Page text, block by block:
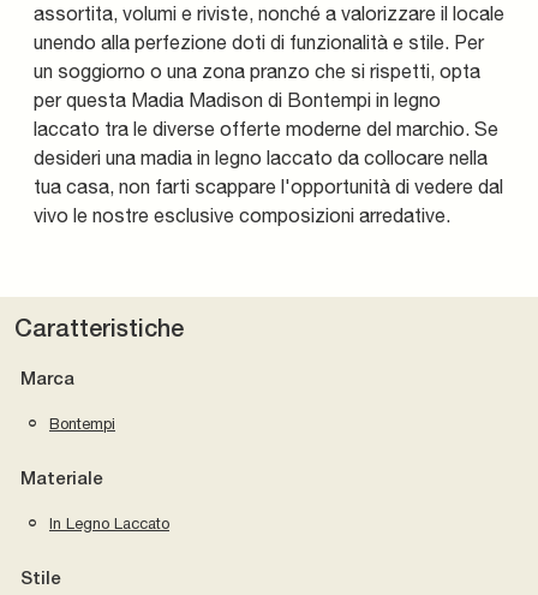
assortita, volumi e riviste, nonché a valorizzare il locale
unendo alla perfezione doti di funzionalità e stile. Per
un soggiorno o una zona pranzo che si rispetti, opta
per questa Madia Madison di Bontempi in legno
laccato tra le diverse offerte moderne del marchio. Se
desideri una madia in legno laccato da collocare nella
tua casa, non farti scappare l'opportunità di vedere dal
vivo le nostre esclusive composizioni arredative.
Caratteristiche
Marca
Bontempi
Materiale
In Legno Laccato
Stile